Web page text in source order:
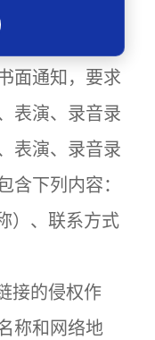
播权或者被删
子信息的，可
面通知，要求
表演、录音录
表演、录音录
含下列内容：
）、联系方式
接的侵权作
称和网络地